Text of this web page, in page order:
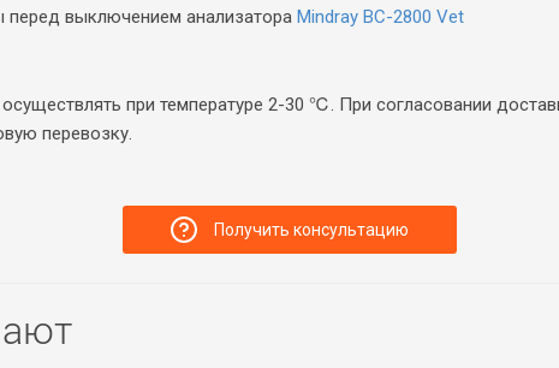
перед выключением анализатора Mindray BC-2800 Vet
осуществлять при температуре 2-30 ℃. При согласовании
перевозку.
Получить консультацию